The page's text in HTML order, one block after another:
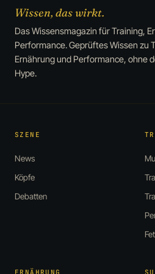
Wissen, das wirkt.
Das Wissensmagazin für Training,
Performance. Geprüftes Wissen zu
Ernährung und Performance, ohne
Hype.
SZENE
News
Köpfe
Debatten
ERNÄHRUNG